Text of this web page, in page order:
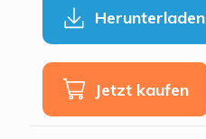
Herunterladen
Jetzt kaufen